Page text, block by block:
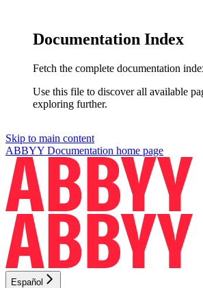
Documentation Index
Fetch the complete documentation
Use this file to discover all available
exploring further.
Skip to main content
ABBYY Documentation home page
Español